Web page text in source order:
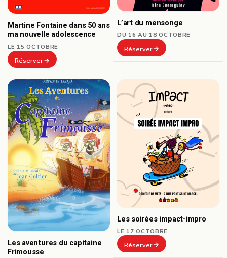
Martine Fontaine dans 50 ans
ma nouvelle adolescence
LE 15 OCTOBRE
Réserver
L’art du mensonge
DU 16 AU 18 OCTOBRE
Réserver
Les aventures du capitaine
Frimousse
Les soirées impact-impro
LE 17 OCTOBRE
Réserver